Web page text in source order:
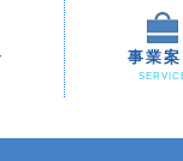
事業